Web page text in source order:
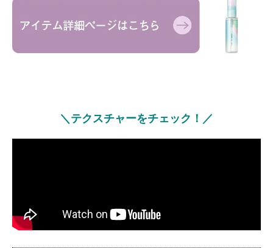
＼テクスチャーをチェック！／